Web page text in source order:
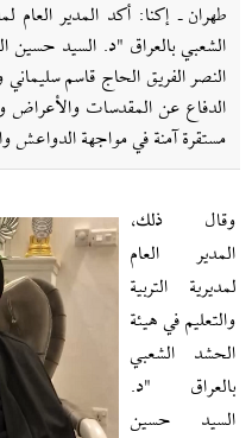
طهران ـ إکنا: أكد المدير العام
الشعبي بالعراق "د. السيد حسين
النصر الفريق الحاج قاسم
الدفاع عن المقدسات والأعراض
مستقرة آمنة في مواجهة الدواعش
وقال ذلك،
المدير العام
لمديرية التربية
والتعليم في هيئة
الحشد الشعبي
بالعراق "د.
السيد حسين